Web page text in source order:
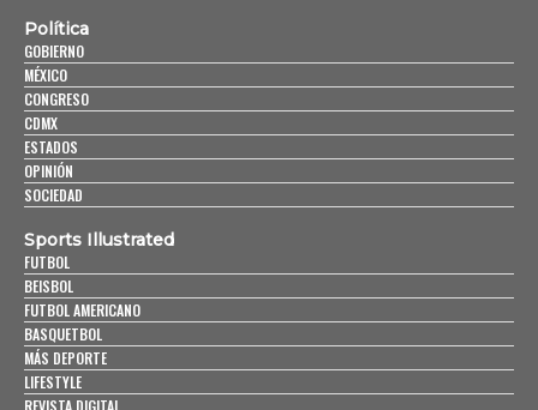
Política
GOBIERNO
MÉXICO
CONGRESO
CDMX
ESTADOS
OPINIÓN
SOCIEDAD
Sports Illustrated
FUTBOL
BEISBOL
FUTBOL AMERICANO
BASQUETBOL
MÁS DEPORTE
LIFESTYLE